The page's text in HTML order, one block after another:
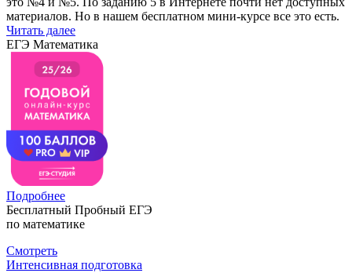
материалов. Но в нашем бесплатном мини-курсе все это есть.
Читать далее
ЕГЭ Математика
Подробнее
Бесплатный Пробный ЕГЭ
по математике
Смотреть
Интенсивная подготовка